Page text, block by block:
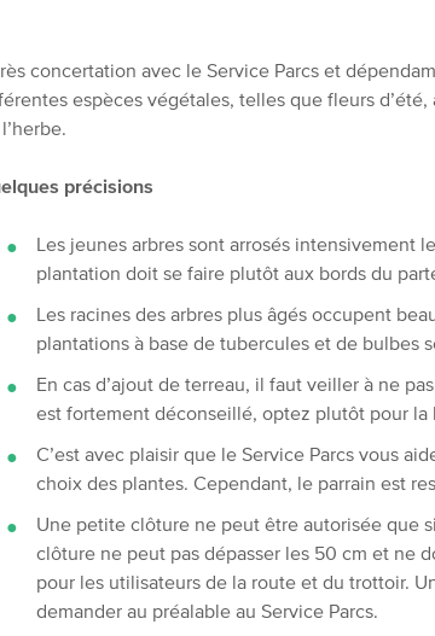
concertation avec le Service Parcs et
espèces végétales, telles que fleurs
précisions
Les jeunes arbres sont arrosés intensivement
plantation doit se faire plutôt aux bords du
Les racines des arbres plus âgés occupent
plantations à base de tubercules et de bulbes
En cas d’ajout de terreau, il faut veiller à ne
est fortement déconseillé, optez plutôt pour la
C’est avec plaisir que le Service Parcs vous
choix des plantes. Cependant, le parrain est
Une petite clôture ne peut être autorisée que
clôture ne peut pas dépasser les 50 cm et ne
pour les utilisateurs de la route et du trottoir.
demander au préalable au Service Parcs.